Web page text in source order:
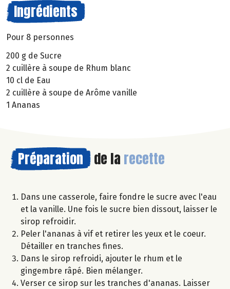
Ingrédients
Pour 8 personnes
200 g de Sucre
2 cuillère à soupe de Rhum blanc
10 cl de Eau
2 cuillère à soupe de Arôme vanille
1 Ananas
Préparation de la recette
Dans une casserole, faire fondre le sucre avec l'eau
et la vanille. Une fois le sucre bien dissout, laisser le
sirop refroidir.
Peler l'ananas à vif et retirer les yeux et le coeur.
Détailler en tranches fines.
Dans le sirop refroidi, ajouter le rhum et le
gingembre râpé. Bien mélanger.
Verser ce sirop sur les tranches d'ananas. Laisser